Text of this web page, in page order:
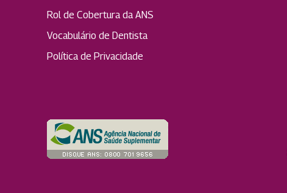
Rol de Cobertura da ANS
Vocabulário de Dentista
Política de Privacidade